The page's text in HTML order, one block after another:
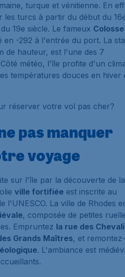
turque et vénitienne. En
les turcs à partir du début du
19e siècle. Le fameux
en -292 à l'entrée du port. La
de hauteur, est l'une des 7
météo, l'île profite d'un
températures douces en hiver
réserver votre vol pas cher?
pas manquer
voyage
sur l'île par la découverte de la
ville fortifiée est inscrite au
l'UNESCO. La ville de Rhodes
, composée de petites
Empruntez la rue des
Grands Maîtres, et
. L'ambiance est